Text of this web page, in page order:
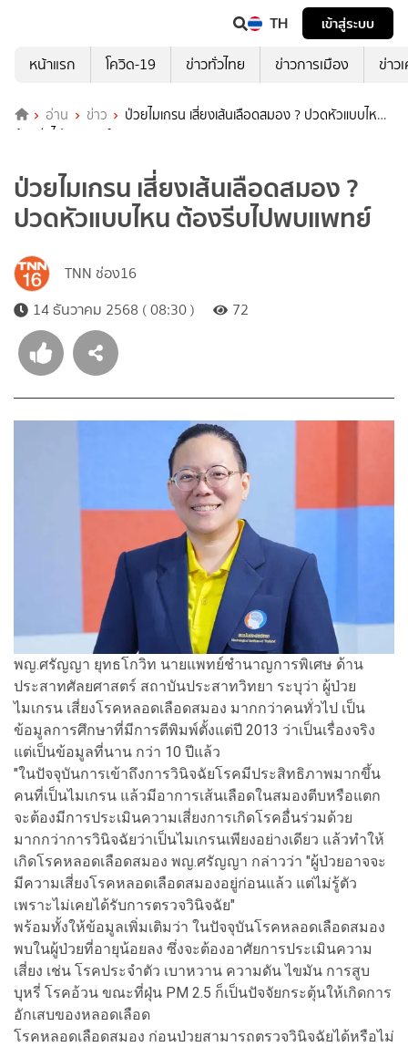
TH
เข้าสู่ระบบ
หน้าแรก
โควิด-19 ข่าวทั่วไทย ข่าวการเมือง ข่าว
อ่าน ข่าว
ป่วยไมเกรน เสี่ยงเส้นเลือดสมอง ? ปวดหัวแบบไหน
ต้องรีบไปพบแพทย์
ป่วยไมเกรน เสี่ยงเส้นเลือดสมอง ?
ปวดหัวแบบไหน ต้องรีบไปพบแพทย์
TNN ช่อง16
14 ธันวาคม 2568 ( 08:30 )
72
พญ.ศรัญญา ยุทธโกวิท นายแพทย์ชำนาญการพิเศษ ด้าน
ประสาทศัลยศาสตร์ สถาบันประสาทวิทยา ระบุว่า ผู้ป่วย
ไมเกรน เสี่ยงโรคหลอดเลือดสมอง มากกว่าคนทั่วไป เป็น
ข้อมูลการศึกษาที่มีการตีพิมพ์ตั้งแต่ปี 2013 ว่าเป็นเรื่องจริง
แต่เป็นข้อมูลที่นาน กว่า 10 ปีแล้ว
"ในปัจจุบันการเข้าถึงการวินิจฉัยโรคมีประสิทธิภาพมากขึ้น
คนที่เป็นไมเกรน แล้วมีอาการเส้นเลือดในสมองตีบหรือแตก
จะต้องมีการประเมินความเสี่ยงการเกิดโรคอื่นร่วมด้วย
มากกว่าการวินิจฉัยว่าเป็นไมเกรนเพียงอย่างเดียว แล้วทำให้
เกิดโรคหลอดเลือดสมอง พญ.ศรัญญา กล่าวว่า "ผู้ป่วยอาจจะ
มีความเสี่ยงโรคหลอดเลือดสมองอยู่ก่อนแล้ว แต่ไม่รู้ตัว
เพราะไม่เคยได้รับการตรวจวินิจฉัย"
พร้อมทั้งให้ข้อมูลเพิ่มเติมว่า ในปัจจุบันโรคหลอดเลือดสมอง
พบในผู้ป่วยที่อายุน้อยลง ซึ่งจะต้องอาศัยการประเมินความ
เสี่ยง เช่น โรคประจำตัว เบาหวาน ความดัน ไขมัน การสูบ
บุหรี่ โรคอ้วน ขณะที่ฝุ่น PM 2.5 ก็เป็นปัจจัยกระตุ้นให้เกิดการ
อักเสบของหลอดเลือด
โรคหลอดเลือดสมอง ก่อนป่วยสามารถตรวจวินิจฉัยได้หรือไม่